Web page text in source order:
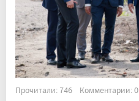
Прочитали: 746 Комментарии: 0